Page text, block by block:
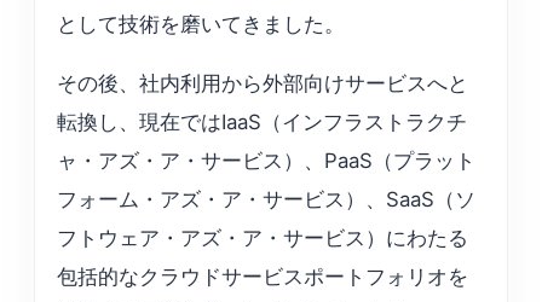
として技術を磨いてきました。
その後、社内利用から外部向けサービスへと
転換し、現在ではIaaS（インフラストラクチ
ャ・アズ・ア・サービス）、PaaS（プラット
フォーム・アズ・ア・サービス）、SaaS（ソ
フトウェア・アズ・ア・サービス）にわたる
包括的なクラウドサービスポートフォリオを